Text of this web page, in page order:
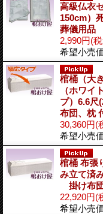
高級仏衣
150cm）
葬儀用品
2,990円(
希望小売
棺桶（大
（ホワイ
プ）6.6
布団、枕
30,360円(
希望小売
棺桶 布張
み立て済
掛け布
22,920円(
希望小売